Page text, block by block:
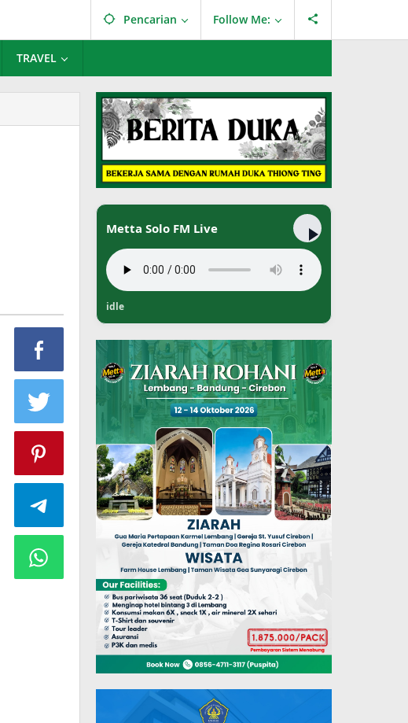
Pencarian Follow Me:
TRAVEL
Metta Solo FM Live
idle